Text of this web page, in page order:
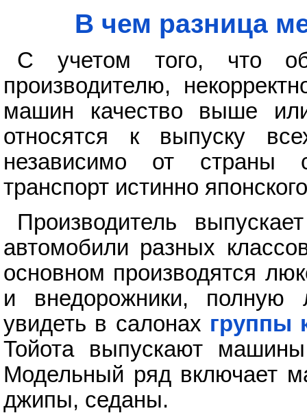
В чем разница
С учетом того, что
производителю,
машин качество выше
относятся к выпуску
независимо от страны
транспорт истинно
Производитель
автомобили разных
основном производятся
и внедорожники, полную
увидеть в салонах группы
Тойота выпускают
Модельный ряд включает
джипы, седаны.